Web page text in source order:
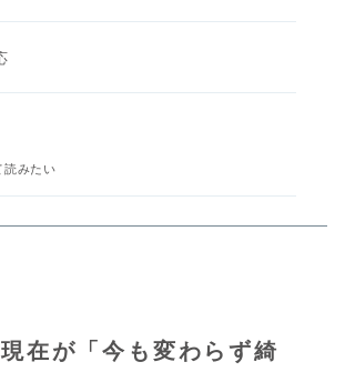
読みたい
在が「今も変わらず綺